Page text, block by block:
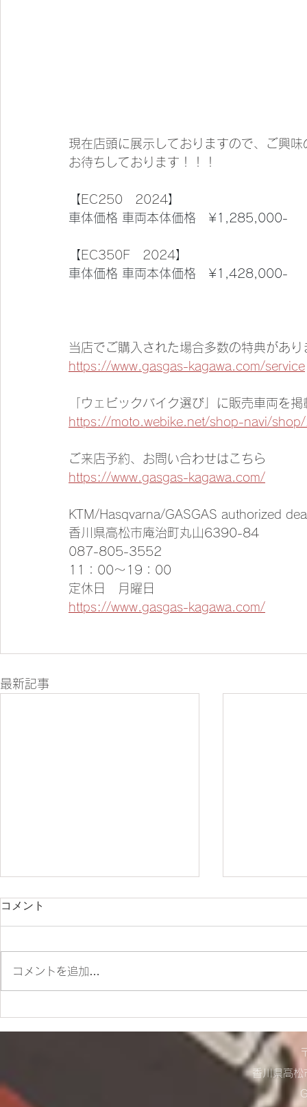
現在店頭に展示しておりますので、ご興
お待ちしております！！！
【 EC250　2024】
車体価格 車両本体価格　¥1,285,000-
【 EC350F　2024】
車体価格 車両本体価格　¥1,428,000-
当店でご購入された場合多数の特典があ
https://www.gasgas-kagawa.com/service
「ウェビックバイク選び」に販売車両を
https://moto.webike.net/shop-navi/
ご来店予約、お問い合わせはこちら
https://www.gasgas-kagawa.com/
KTM/Hasqvarna/GASGAS authorized
香川県高松市庵治町丸山6390-84
087-805-3552
11：00～19：00
定休日　月曜日
https://www.gasgas-kagawa.com/
最新記事
朝ツーリング❣
店舗営業に
らせ！
コメント
コメントを追加…
香川県高